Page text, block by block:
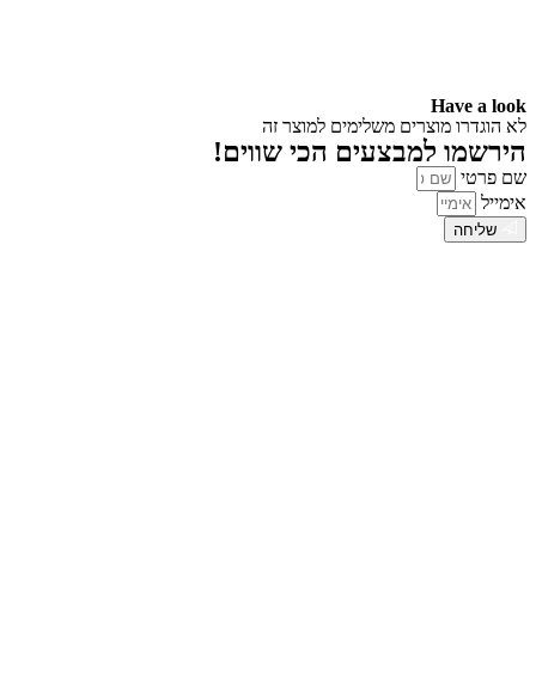
Have a look
לא הוגדרו מוצרים משלימים למוצר זה
הירשמו למבצעים הכי שווים!
שם פרטי
אימייל
שליחה